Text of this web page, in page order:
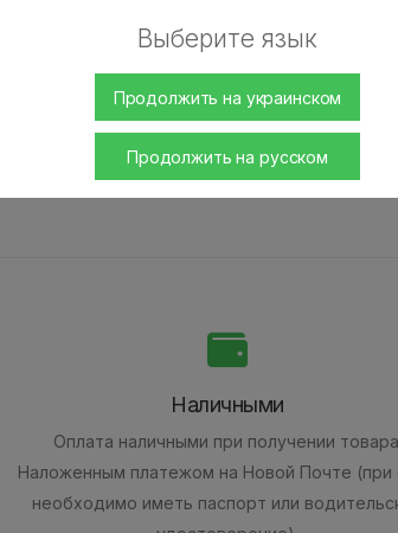
Выберите язык
Продолжить на украинском
Продолжить на русском
функционалом и до мелочей
из-за большого внутреннего диаметра
табака, которые сопровождаются
Наличными
Оплата наличными при получении
Наложенным платежом на Новой Почте (при
необходимо иметь паспорт или